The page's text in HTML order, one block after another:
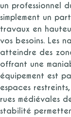
un professionnel
simplement un
travaux en
vos besoins. Les
atteindre des
offrant une
équipement est
espaces
rues médiévales
stabilité